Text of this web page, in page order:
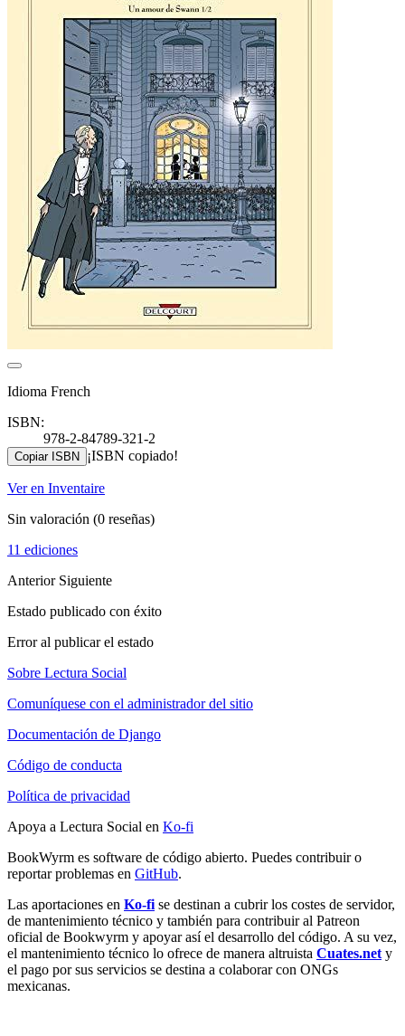
Idioma French
ISBN:
978-2-84789-321-2
Copiar ISBN ¡ISBN copiado!
Ver en Inventaire
Sin valoración (0 reseñas)
11 ediciones
Anterior Siguiente
Estado publicado con éxito
Error al publicar el estado
Sobre Lectura Social
Comuníquese con el administrador del sitio
Documentación de Django
Código de conducta
Política de privacidad
Apoya a Lectura Social en Ko-fi
BookWyrm es software de código abierto. Puedes contribuir o
reportar problemas en GitHub.
Las aportaciones en Ko-fi se destinan a cubrir los costes de servidor,
de mantenimiento técnico y también para contribuir al Patreon
oficial de Bookwyrm y apoyar así el desarrollo del código. A su vez,
el mantenimiento técnico lo ofrece de manera altruista Cuates.net y
el pago por sus servicios se destina a colaborar con ONGs
mexicanas.